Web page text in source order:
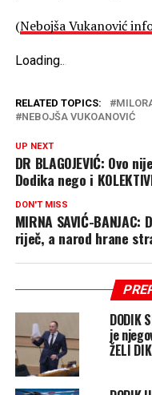
(Nebojša Vukanović
Loading...
RELATED TOPICS:
NEBOJŠA VUKOANOVIĆ
UP NEXT
DR BLAGOJEVIĆ: Ovo
Dodika nego i
DON'T MISS
MIRNA SAVIĆ-
riječ, a narod hrane
DODIK
je
ŽELI